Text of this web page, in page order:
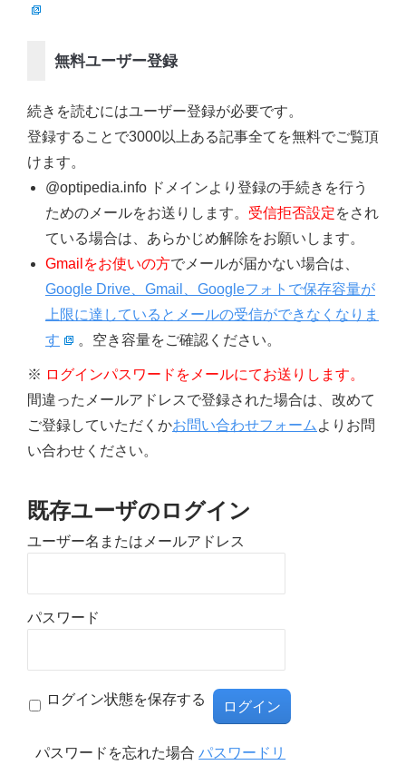
無料ユーザー登録
続きを読むにはユーザー登録が必要です。
登録することで3000以上ある記事全てを無料でご覧頂
けます。
@optipedia.info ドメインより登録の手続きを行う
ためのメールをお送りします。 受信拒否設定をされ
ている場合は、あらかじめ解除をお願いします。
Gmailをお使いの方でメールが届かない場合は、
Google Drive、Gmail、Googleフォトで保存容量が
上限に達しているとメールの受信ができなくなりま
す
。空き容量をご確認ください。
※ ログインパスワードをメールにてお送りします。
間違ったメールアドレスで登録された場合は、改めて
ご登録していただくかお問い合わせフォーム よりお問
い合わせください。
既存ユーザのログイン
ユーザー名またはメールアドレス
パスワード
ログイン状態を保存する
パスワードを忘れた場合パスワードリ